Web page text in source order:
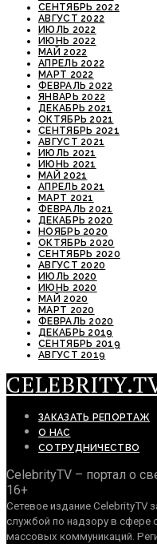
СЕНТЯБРЬ 2022
АВГУСТ 2022
ИЮЛЬ 2022
ИЮНЬ 2022
МАЙ 2022
АПРЕЛЬ 2022
МАРТ 2022
ФЕВРАЛЬ 2022
ЯНВАРЬ 2022
ДЕКАБРЬ 2021
ОКТЯБРЬ 2021
СЕНТЯБРЬ 2021
АВГУСТ 2021
ИЮЛЬ 2021
ИЮНЬ 2021
МАЙ 2021
АПРЕЛЬ 2021
МАРТ 2021
ФЕВРАЛЬ 2021
ДЕКАБРЬ 2020
НОЯБРЬ 2020
ОКТЯБРЬ 2020
СЕНТЯБРЬ 2020
АВГУСТ 2020
ИЮЛЬ 2020
ИЮНЬ 2020
МАЙ 2020
МАРТ 2020
ФЕВРАЛЬ 2020
ДЕКАБРЬ 2019
СЕНТЯБРЬ 2019
АВГУСТ 2019
ЗАКАЗАТЬ РЕПОРТАЖ
О НАС
СОТРУДНИЧЕСТВО
CelebrityTV – портал о
16+
Сетевое издание CelebrityTV
службой по надзору в сфере
массовых коммуникаций.